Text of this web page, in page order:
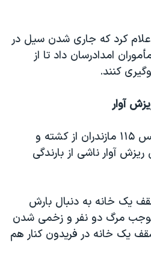
ایران
صلح
«سی‌پک»
کرد که جاری شدن سیل در
امدادرسان داد تا از
کنند.
از سوی دیگر، رئیس اورژانس ۱۱۵ مازندران از کشته و
آوار ناشی از بارندگی
یک خانه به دنبال بارش
مرگ دو نفر و زخمی شدن
یک خانه در فریدون کنار هم